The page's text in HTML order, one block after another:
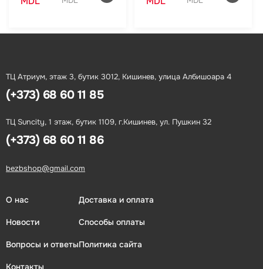
ТЦ Атриум, этаж 3, бутик 3012, Кишинев, улица Албишоара 4
(+373) 68 60 11 85
ТЦ Suncity, 1 этаж, бутик 1109, г.Кишинев, ул. Пушкин 32
(+373) 68 60 11 86
bezbshop@gmail.com
О нас
Новости
Вопросы и ответы
Контакты
Доставка и оплата
Способы оплаты
Политика сайта